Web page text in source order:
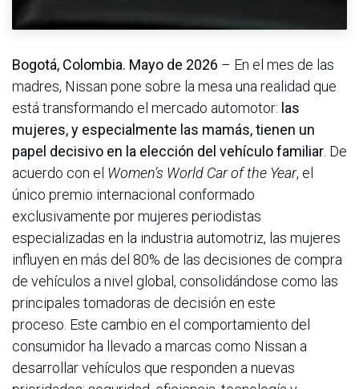
Bogotá, Colombia. Mayo de 2026 – En el mes de las
madres, Nissan pone sobre la mesa una realidad que
está transformando el mercado automotor: las
mujeres, y especialmente las mamás, tienen un
papel decisivo en la elección del vehículo familiar . De
acuerdo con el Women’s World Car of the Year, el
único premio internacional conformado
exclusivamente por mujeres periodistas
especializadas en la industria automotriz, las mujeres
influyen en más del 80% de las decisiones de compra
de vehículos a nivel global, consolidándose como las
principales tomadoras de decisión en este
proceso. Este cambio en el comportamiento del
consumidor ha llevado a marcas como Nissan a
desarrollar vehículos que responden a nuevas